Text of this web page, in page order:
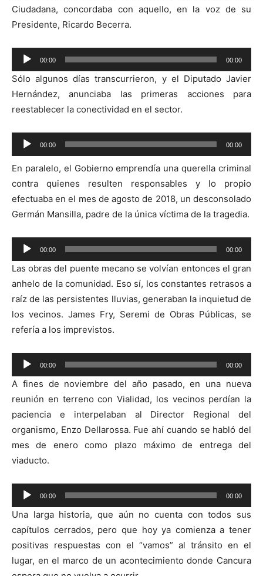
Ciudadana, concordaba con aquello, en la voz de su
Presidente, Ricardo Becerra.
Reproductor
de
audio
00:00 00:00
Sólo algunos días transcurrieron, y el Diputado Javier
Hernández, anunciaba las primeras acciones para
reestablecer la conectividad en el sector.
Reproductor
de
audio
00:00 00:00
En paralelo, el Gobierno emprendía una querella criminal
contra quienes resulten responsables y lo propio
efectuaba en el mes de agosto de 2018, un desconsolado
Germán Mansilla, padre de la única víctima de la tragedia.
Reproductor
de
audio
00:00 00:00
Las obras del puente mecano se volvían entonces el gran
anhelo de la comunidad. Eso sí, los constantes retrasos a
raíz de las persistentes lluvias, generaban la inquietud de
los vecinos. James Fry, Seremi de Obras Públicas, se
refería a los imprevistos.
Reproductor
de
audio
00:00 00:00
A fines de noviembre del año pasado, en una nueva
reunión en terreno con Vialidad, los vecinos perdían la
paciencia e interpelaban al Director Regional del
organismo, Enzo Dellarossa. Fue ahí cuando se habló del
mes de enero como plazo máximo de entrega del
viaducto.
Reproductor
de
audio
00:00 00:00
Una larga historia, que aún no cuenta con todos sus
capítulos cerrados, pero que hoy ya comienza a tener
positivas respuestas con el “vamos” al tránsito en el
lugar, en el marco de un acontecimiento donde Cancura